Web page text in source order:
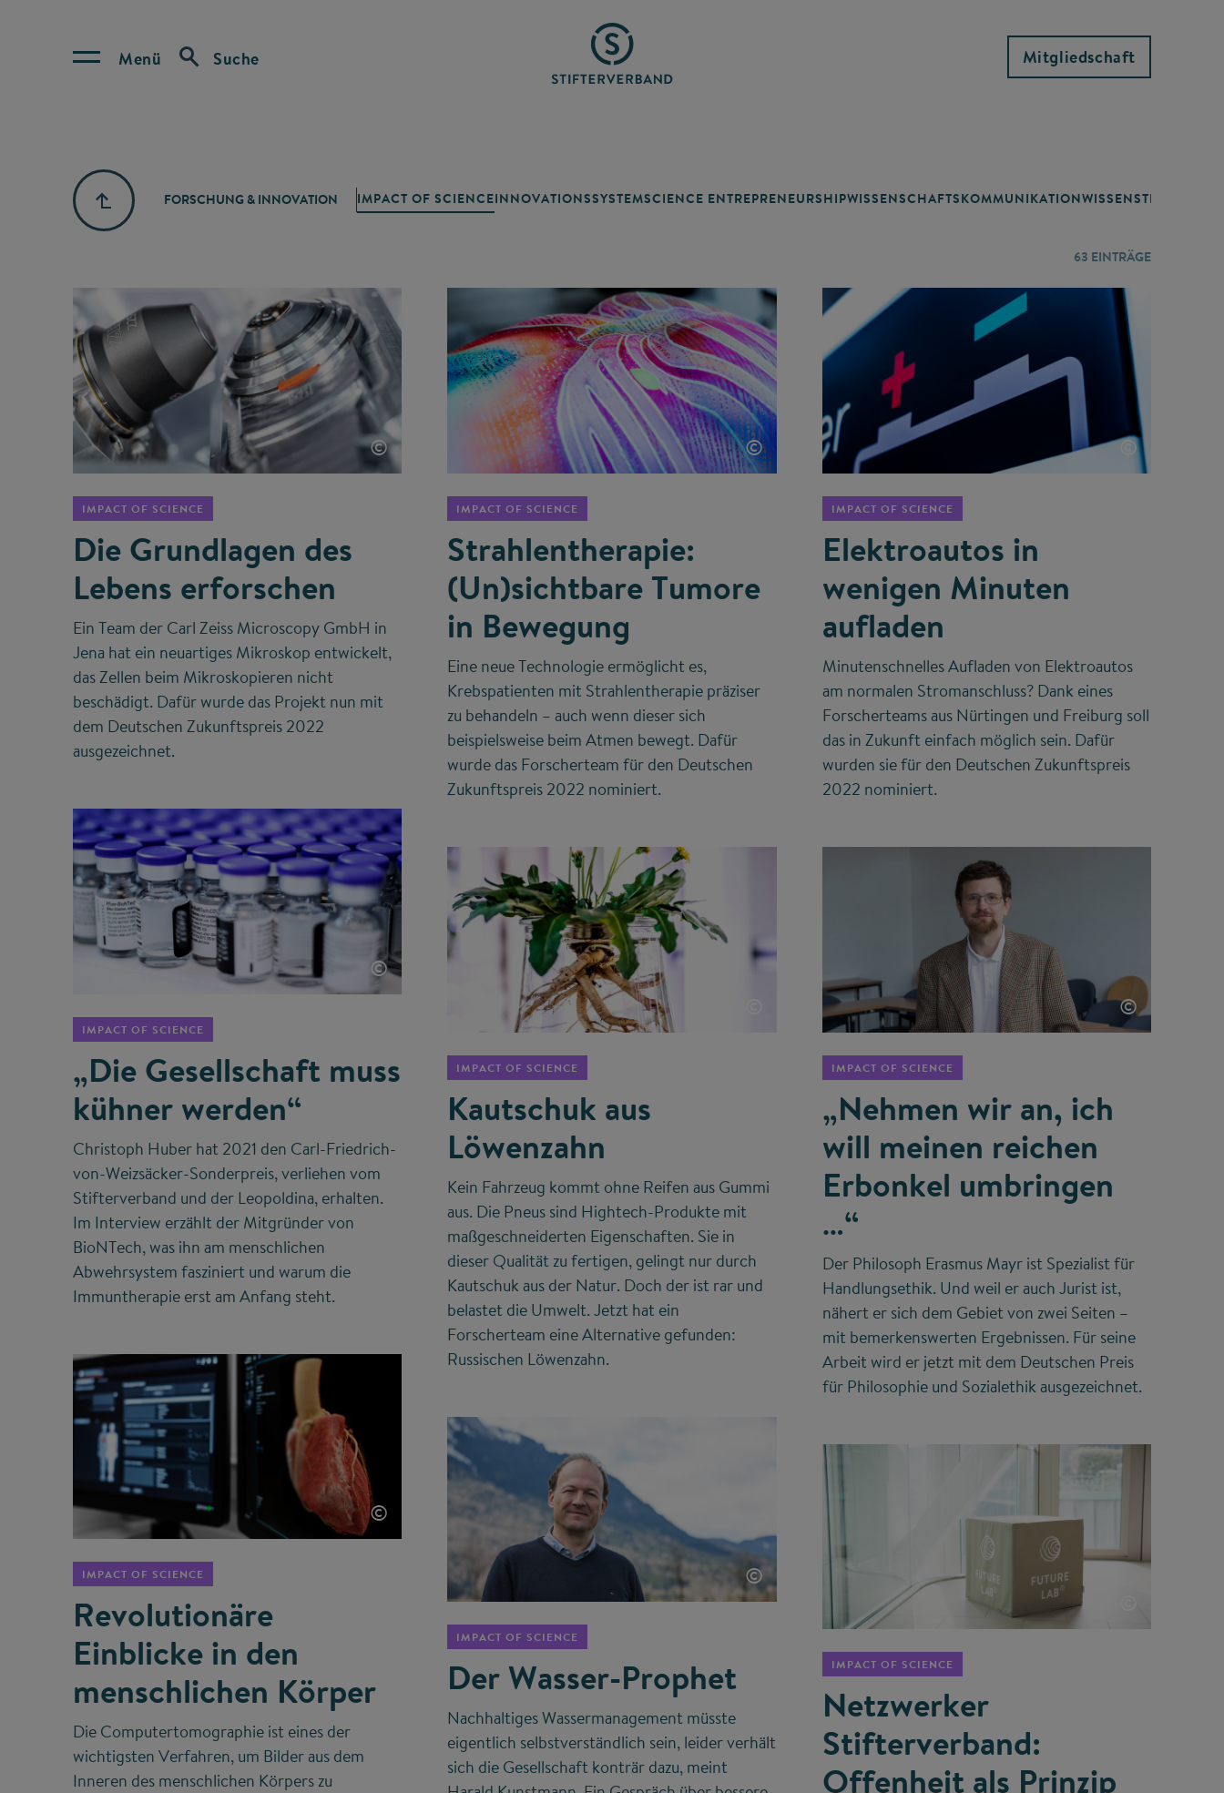
Menü Suche Mitgliedschaft
FORSCHUNG & INNOVATION IMPACT OF SCIENCEINNOVATIONSSYSTEMSCIENCE ENTREPRENEURSHIPWISSENSCHAFTSKOMMUNIKATIONWISSENSTRANSFER
63 EINTRÄGE
©
IMPACT OF SCIENCE
Die Grundlagen des
Lebens erforschen
Ein Team der Carl Zeiss Microscopy GmbH in
Jena hat ein neuartiges Mikroskop entwickelt,
das Zellen beim Mikroskopieren nicht
beschädigt. Dafür wurde das Projekt nun mit
dem Deutschen Zukunftspreis 2022
ausgezeichnet.
©
IMPACT OF SCIENCE
Strahlentherapie:
(Un)sichtbare Tumore
in Bewegung
Eine neue Technologie ermöglicht es,
Krebspatienten mit Strahlentherapie präziser
zu behandeln – auch wenn dieser sich
beispielsweise beim Atmen bewegt. Dafür
wurde das Forscherteam für den Deutschen
Zukunftspreis 2022 nominiert.
©
IMPACT OF SCIENCE
Elektroautos in
wenigen Minuten
aufladen
Minutenschnelles Aufladen von Elektroautos
am normalen Stromanschluss? Dank eines
Forscherteams aus Nürtingen und Freiburg soll
das in Zukunft einfach möglich sein. Dafür
wurden sie für den Deutschen Zukunftspreis
2022 nominiert.
©
IMPACT OF SCIENCE
„Die Gesellschaft muss
kühner werden“
Christoph Huber hat 2021 den Carl-Friedrich-
von-Weizsäcker-Sonderpreis, verliehen vom
Stifterverband und der Leopoldina, erhalten.
Im Interview erzählt der Mitgründer von
BioNTech, was ihn am menschlichen
Abwehrsystem fasziniert und warum die
Immuntherapie erst am Anfang steht.
IMPACT OF SCIENCE
Kautschuk aus
Löwenzahn
Kein Fahrzeug kommt ohne Reifen aus Gummi
aus. Die Pneus sind Hightech-Produkte mit
maßgeschneiderten Eigenschaften. Sie in
dieser Qualität zu fertigen, gelingt nur durch
Kautschuk aus der Natur. Doch der ist rar und
belastet die Umwelt. Jetzt hat ein
Forscherteam eine Alternative gefunden:
Russischen Löwenzahn.
©
IMPACT OF SCIENCE
„Nehmen wir an, ich
will meinen reichen
Erbonkel umbringen
…“
Der Philosoph Erasmus Mayr ist Spezialist für
Handlungsethik. Und weil er auch Jurist ist,
nähert er sich dem Gebiet von zwei Seiten –
mit bemerkenswerten Ergebnissen. Für seine
Arbeit wird er jetzt mit dem Deutschen Preis
für Philosophie und Sozialethik ausgezeichnet.
©
IMPACT OF SCIENCE
Revolutionäre
Einblicke in den
menschlichen Körper
Die Computertomographie ist eines der
wichtigsten Verfahren, um Bilder aus dem
Inneren des menschlichen Körpers zu
©
IMPACT OF SCIENCE
Der Wasser-Prophet
Nachhaltiges Wassermanagement müsste
eigentlich selbstverständlich sein, leider verhält
sich die Gesellschaft konträr dazu, meint
IMPACT OF SCIENCE
Netzwerker
Stifterverband:
Offenheit als Prinzip